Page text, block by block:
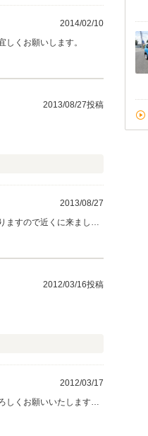
2014/02/10
くお願いします。
2013/08/27投稿
2013/08/27
ますので近くに来ました
2012/03/16投稿
2012/03/17
しくお願いいたします。